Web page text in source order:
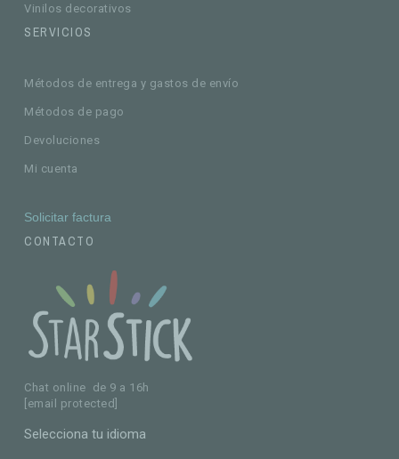
Vinilos decorativos
SERVICIOS
Métodos de entrega y gastos de envío
Métodos de pago
Devoluciones
Mi cuenta
Solicitar factura
CONTACTO
Chat online de 9 a 16h
[email protected]
Selecciona tu idioma